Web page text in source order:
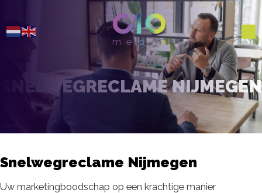
SNELWEGRECLAME NIJMEGEN
Snelwegreclame Nijmegen
Uw marketingboodschap op een krachtige manier